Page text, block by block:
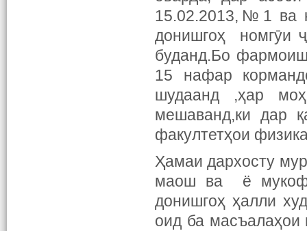
15.02.2013,№1 ва
донишгоҳ номгӯи
буданд.Бо
15 нафар
шудаанд ,ҳар
мешаванд,ки дар
факултетҳои
Ҳамаи дархосту
маош ва ё
донишгоҳ ҳалли
оид ба масъалаҳои